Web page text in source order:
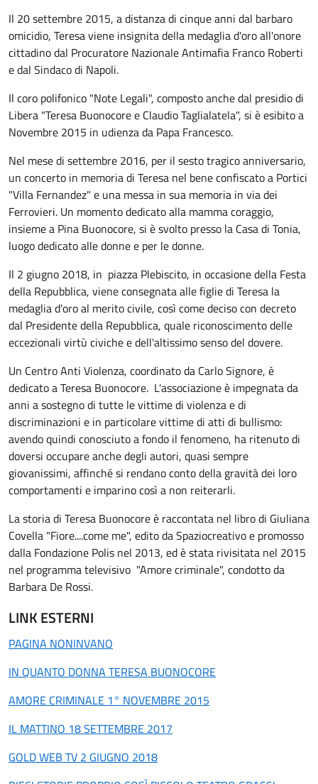
Il 20 settembre 2015, a distanza di cinque anni dal barbaro
omicidio, Teresa viene insignita della medaglia d'oro all'onore
cittadino dal Procuratore Nazionale Antimafia Franco Roberti
e dal Sindaco di Napoli.
Il coro polifonico "Note Legali", composto anche dal presidio di
Libera "Teresa Buonocore e Claudio Taglialatela", si è esibito a
Novembre 2015 in udienza da Papa Francesco.
Nel mese di settembre 2016, per il sesto tragico anniversario,
un concerto in memoria di Teresa nel bene confiscato a Portici
"Villa Fernandez" e una messa in sua memoria in via dei
Ferrovieri. Un momento dedicato alla mamma coraggio,
insieme a Pina Buonocore, si è svolto presso la Casa di Tonia,
luogo dedicato alle donne e per le donne.
Il 2 giugno 2018, in piazza Plebiscito, in occasione della Festa
della Repubblica, viene consegnata alle figlie di Teresa la
medaglia d'oro al merito civile, così come deciso con decreto
dal Presidente della Repubblica, quale riconoscimento delle
eccezionali virtù civiche e dell'altissimo senso del dovere.
Un Centro Anti Violenza, coordinato da Carlo Signore, è
dedicato a Teresa Buonocore. L'associazione è impegnata da
anni a sostegno di tutte le vittime di violenza e di
discriminazioni e in particolare vittime di atti di bullismo:
avendo quindi conosciuto a fondo il fenomeno, ha ritenuto di
doversi occupare anche degli autori, quasi sempre
giovanissimi, affinché si rendano conto della gravità dei loro
comportamenti e imparino così a non reiterarli.
La storia di Teresa Buonocore è raccontata nel libro di Giuliana
Covella "Fiore....come me", edito da Spaziocreativo e promosso
dalla Fondazione Polis nel 2013, ed è stata rivisitata nel 2015
nel programma televisivo "Amore criminale", condotto da
Barbara De Rossi.
LINK ESTERNI
PAGINA NONINVANO
IN QUANTO DONNA TERESA BUONOCORE
AMORE CRIMINALE 1° NOVEMBRE 2015
IL MATTINO 18 SETTEMBRE 2017
GOLD WEB TV 2 GIUGNO 2018